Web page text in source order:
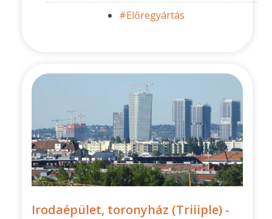
#Előregyártás
Irodaépület, toronyház (Triiiple) -